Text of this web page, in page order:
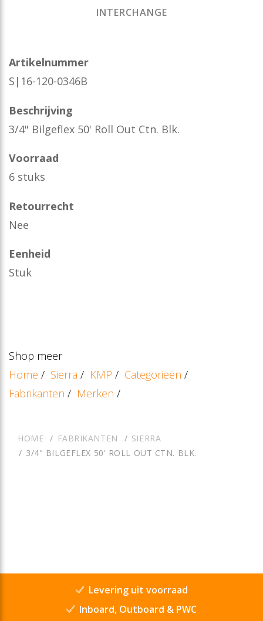
INTERCHANGE
Artikelnummer
S|16-120-0346B
Beschrijving
3/4" Bilgeflex 50' Roll Out Ctn. Blk.
Voorraad
6 stuks
Retourrecht
Nee
Eenheid
Stuk
Shop meer
Home / Sierra / KMP / Categorieën /
Fabrikanten / Merken /
HOME FABRIKANTEN
SIERRA
3/4" BILGEFLEX 50' ROLL OUT CTN. BLK.
Levering uit voorraad
Inboard, Outboard & PWC